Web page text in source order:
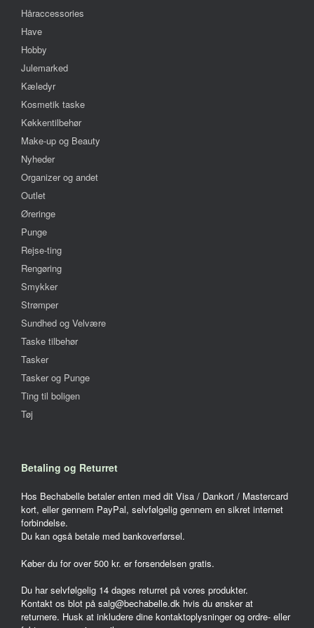
Håraccessories
Have
Hobby
Julemarked
Kæledyr
Kosmetik taske
Køkkentilbehør
Make-up og Beauty
Nyheder
Organizer og andet
Outlet
Øreringe
Punge
Rejse-ting
Rengøring
Smykker
Strømper
Sundhed og Velvære
Taske tilbehør
Tasker
Tasker og Punge
Ting til boligen
Tøj
Betaling og Returret
Hos Bechabelle betaler enten med dit Visa / Dankort / Mastercard
kort, eller gennem PayPal, selvfølgelig gennem en sikret internet
forbindelse.
Du kan også betale med bankoverførsel.
Køber du for over 500 kr. er forsendelsen gratis.
Du har selvfølgelig 14 dages returret på vores produkter.
Kontakt os blot på salg@bechabelle.dk hvis du ønsker at
returnere. Husk at inkludere dine kontaktoplysninger og ordre- eller